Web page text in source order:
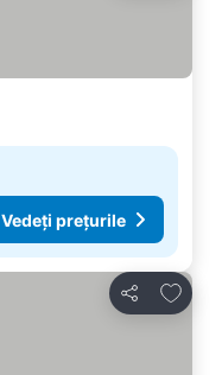
Vedeți prețurile
Distribuiți